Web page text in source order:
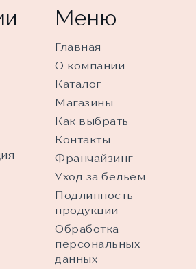
Меню
Главная
О компании
Каталог
Магазины
Как выбрать
Контакты
Франчайзинг
Уход за бельем
Подлинность
продукции
Обработка
персональных
данных